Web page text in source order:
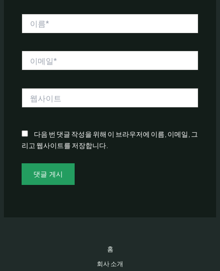
다음 번 댓글 작성을 위해 이 브라우저에 이름, 이메일, 그
리고 웹사이트를 저장합니다.
홈
회사 소개